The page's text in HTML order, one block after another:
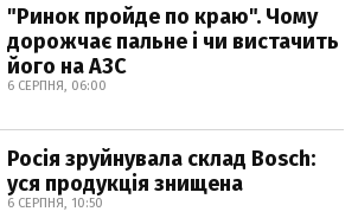
"Ринок пройде по краю". Чому
дорожчає пальне і чи вистачить
його на АЗС
6 СЕРПНЯ, 06:00
Росія зруйнувала склад Bosch:
уся продукція знищена
6 СЕРПНЯ, 10:50